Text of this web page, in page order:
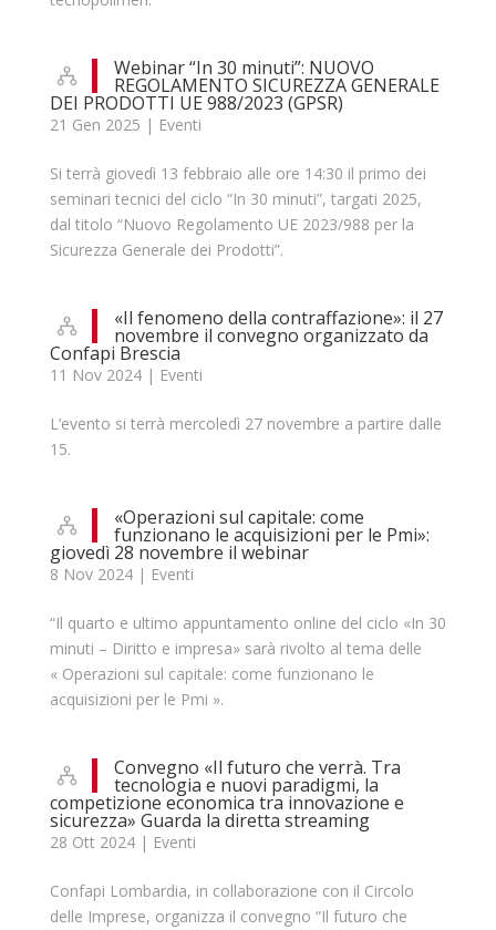
Webinar “In 30 minuti”: NUOVO
REGOLAMENTO SICUREZZA GENERALE
DEI PRODOTTI UE 988/2023 (GPSR)
21 Gen 2025 | Eventi
Si terrà giovedì 13 febbraio alle ore 14:30 il primo dei
seminari tecnici del ciclo “In 30 minuti”, targati 2025,
dal titolo “Nuovo Regolamento UE 2023/988 per la
Sicurezza Generale dei Prodotti”.
«Il fenomeno della contraffazione»: il 27
novembre il convegno organizzato da
Confapi Brescia
11 Nov 2024| Eventi
L’evento si terrà mercoledì 27 novembre a partire dalle
15.
«Operazioni sul capitale: come
funzionano le acquisizioni per le Pmi»:
giovedì 28 novembre il webinar
8 Nov 2024| Eventi
“Il quarto e ultimo appuntamento online del ciclo «In 30
minuti – Diritto e impresa» sarà rivolto al tema delle
« Operazioni sul capitale: come funzionano le
acquisizioni per le Pmi ».
Convegno «Il futuro che verrà. Tra
tecnologia e nuovi paradigmi, la
competizione economica tra innovazione e
sicurezza» Guarda la diretta streaming
28 Ott 2024| Eventi
Confapi Lombardia, in collaborazione con il Circolo
delle Imprese, organizza il convegno “Il futuro che